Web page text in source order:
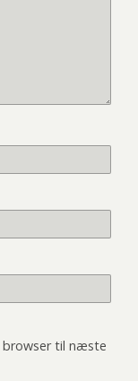
browser til næste